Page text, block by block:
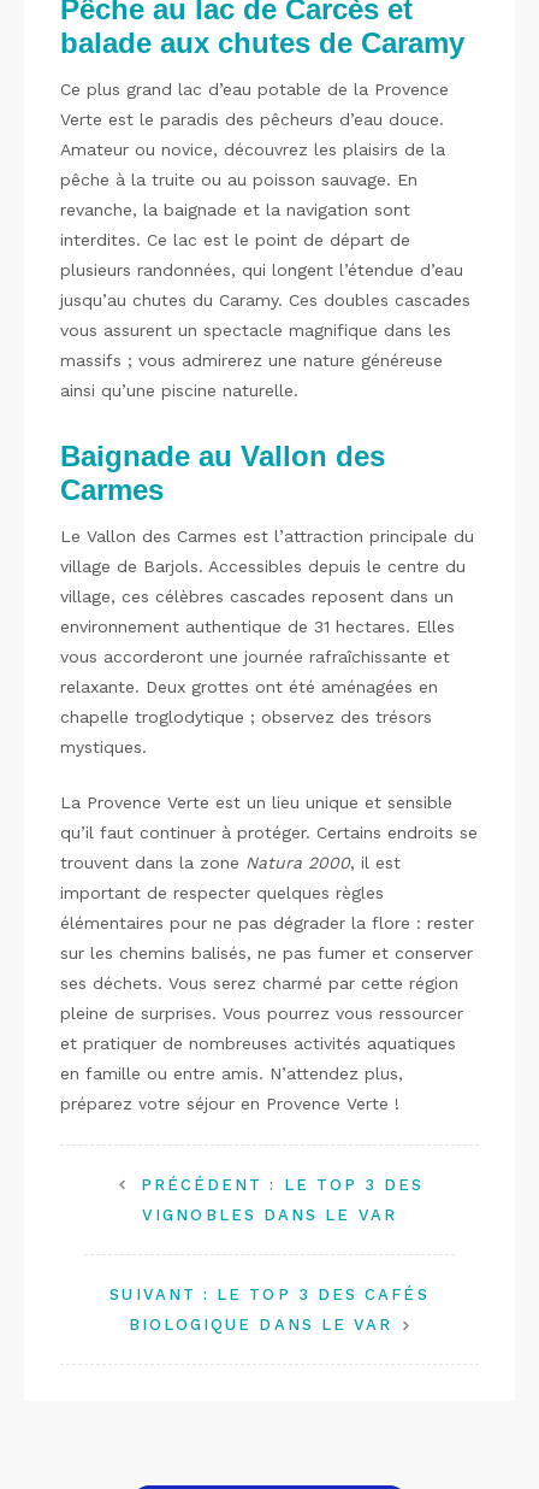
Pêche au lac de Carcès et
balade aux chutes de Caramy
Ce plus grand lac d’eau potable de la Provence
Verte est le paradis des pêcheurs d’eau douce.
Amateur ou novice, découvrez les plaisirs de la
pêche à la truite ou au poisson sauvage. En
revanche, la baignade et la navigation sont
interdites. Ce lac est le point de départ de
plusieurs randonnées, qui longent l’étendue d’eau
jusqu’au chutes du Caramy. Ces doubles cascades
vous assurent un spectacle magnifique dans les
massifs ; vous admirerez une nature généreuse
ainsi qu’une piscine naturelle.
Baignade au Vallon des
Carmes
Le Vallon des Carmes est l’attraction principale du
village de Barjols. Accessibles depuis le centre du
village, ces célèbres cascades reposent dans un
environnement authentique de 31 hectares. Elles
vous accorderont une journée rafraîchissante et
relaxante. Deux grottes ont été aménagées en
chapelle troglodytique ; observez des trésors
mystiques.
La Provence Verte est un lieu unique et sensible
qu’il faut continuer à protéger. Certains endroits se
trouvent dans la zone Natura 2000, il est
important de respecter quelques règles
élémentaires pour ne pas dégrader la flore : rester
sur les chemins balisés, ne pas fumer et conserver
ses déchets. Vous serez charmé par cette région
pleine de surprises. Vous pourrez vous ressourcer
et pratiquer de nombreuses activités aquatiques
en famille ou entre amis. N’attendez plus,
préparez votre séjour en Provence Verte !
PRÉCÉDENT : LE TOP 3 DES
VIGNOBLES DANS LE VAR
SUIVANT : LE TOP 3 DES CAFÉS
BIOLOGIQUE DANS LE VAR